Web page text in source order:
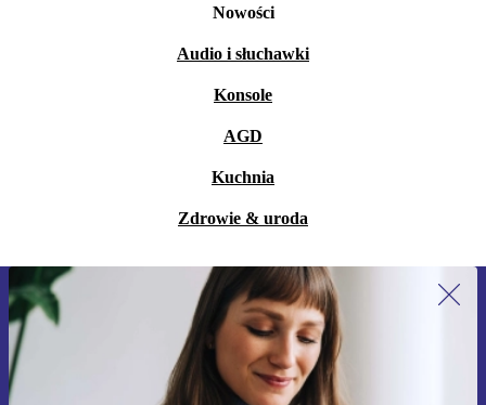
Nowości
Audio i słuchawki
Konsole
AGD
Kuchnia
Zdrowie & uroda
Zapisz się na nasz newsletter!
Nie przegap żadnej oferty.